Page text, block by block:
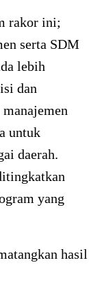
rakor ini;
serta SDM
lebih
dan
untuk
daerah.
yang
hasil